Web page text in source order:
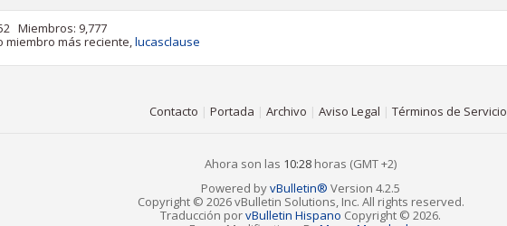
Miembros 9,777
miembro más reciente,lucasclause
Contacto | Portada | Archivo | Aviso Legal | Términos de Servicio
Ahora son las 10:28 horas (GMT +2)
Powered byvBulletin® Version 4.2.5
Copyright © 2026 vBulletin Solutions, Inc. All rights reserved.
Traducción porvBulletin Hispano Copyright © 2026.